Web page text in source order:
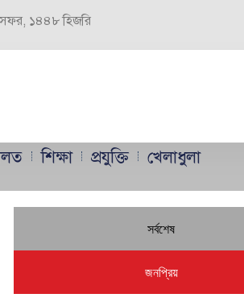
সফর, ১৪৪৮ হিজরি
শিক্ষা প্রযুক্তি খেলাধুলা
সর্বশেষ
জনপ্রিয়